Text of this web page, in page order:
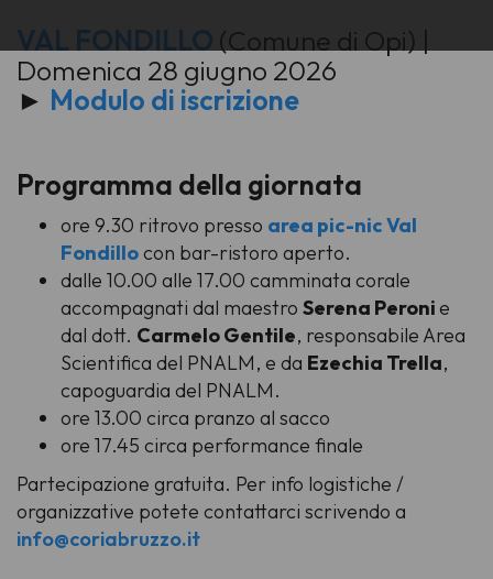
VAL FONDILLO (Comune di Opi) |
Domenica 28 giugno 2026
► Modulo di iscrizione
Programma della giornata
ore 9.30 ritrovo presso area pic-nic Val
Fondillocon bar-ristoro aperto.
dalle 10.00 alle 17.00 camminata corale
accompagnati dal maestro Serena Peronie
dal dott. Carmelo Gentile, responsabile Area
Scientifica del PNALM, e da Ezechia Trella,
capoguardia del PNALM.
ore 13.00 circa pranzo al sacco
ore 17.45 circa performance finale
Partecipazione gratuita. Per info logistiche /
organizzative potete contattarci scrivendo a
info@coriabruzzo.it